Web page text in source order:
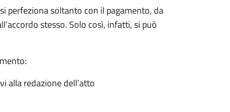
perfeziona soltanto con il pagamento, da
stesso. Solo così, infatti, si può
alla redazione dell’atto